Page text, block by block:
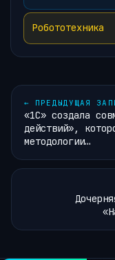
Робототехника
← ПРЕДЫДУЩАЯ
«1С» создала
действий»,
методологии…